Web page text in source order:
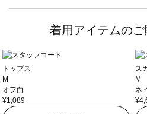
着用アイテムの
トップス
M
オフ白
¥1,089
ス
M
ネ